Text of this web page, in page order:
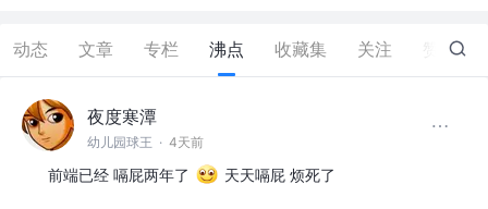
动态 文章 专栏 沸点 收藏集 关注 945
夜度寒潭
幼儿园球王 · 4天前
前端已经 嗝屁两年了 天天嗝屁 烦死了